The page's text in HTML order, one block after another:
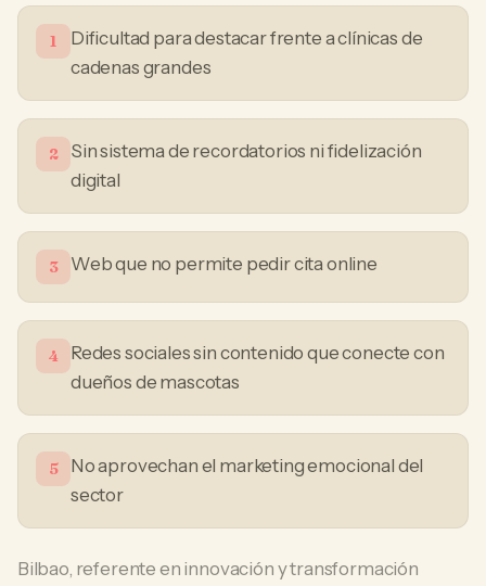
1
Dificultad para destacar frente a clínicas de
cadenas grandes
2
Sin sistema de recordatorios ni fidelización
digital
3 Web que no permite pedir cita online
4
Redes sociales sin contenido que conecte con
dueños de mascotas
5
No aprovechan el marketing emocional del
sector
Bilbao, referente en innovación y transformación